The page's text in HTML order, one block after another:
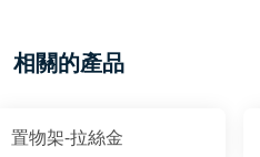
相關的產品
置物架-拉絲金